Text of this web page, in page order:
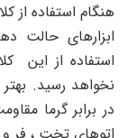
هنگام استفاده از
ابزارهای حالت
استفاده از این
نخواهد رسید.
در برابر گرما